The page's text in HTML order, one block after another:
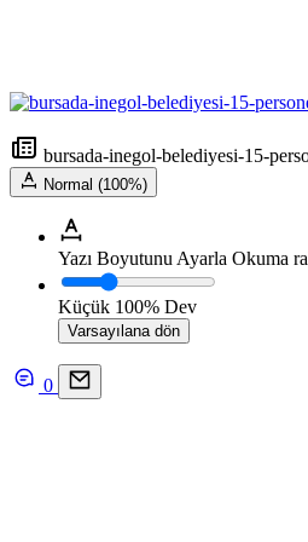
bursada-inegol-belediyesi-15-
Normal (100%)
Yazı Boyutunu Ayarla Okuma
Küçük 100% Dev
Varsayılana dön
0